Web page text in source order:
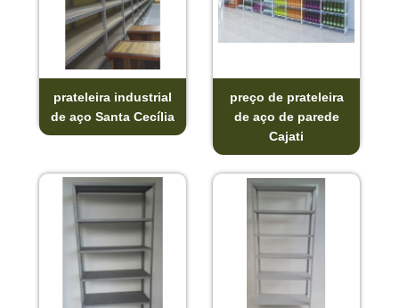
prateleira industrial
de aço Santa Cecília
preço de prateleira
de aço de parede
Cajati